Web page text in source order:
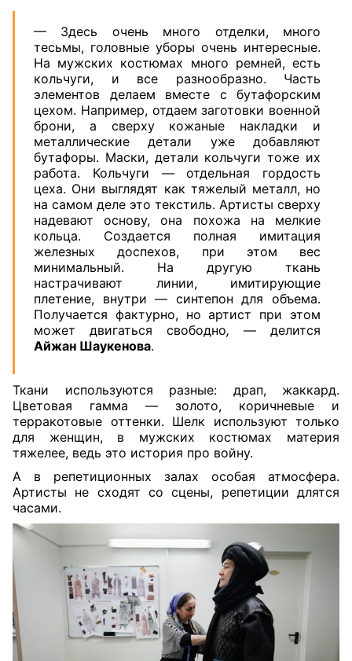
— Здесь очень много отделки, много
тесьмы, головные уборы очень интересные.
На мужских костюмах много ремней, есть
кольчуги, и все разнообразно. Часть
элементов делаем вместе с бутафорским
цехом. Например, отдаем заготовки военной
брони, а сверху кожаные накладки и
металлические детали уже добавляют
бутафоры. Маски, детали кольчуги тоже их
работа. Кольчуги — отдельная гордость
цеха. Они выглядят как тяжелый металл, но
на самом деле это текстиль. Артисты сверху
надевают основу, она похожа на мелкие
кольца. Создается полная имитация
железных доспехов, при этом вес
минимальный. На другую ткань
настрачивают линии, имитирующие
плетение, внутри — синтепон для объема.
Получается фактурно, но артист при этом
может двигаться свободно, — делится
Айжан Шаукенова.
Ткани используются разные: драп, жаккард.
Цветовая гамма — золото, коричневые и
терракотовые оттенки. Шелк используют только
для женщин, в мужских костюмах материя
тяжелее, ведь это история про войну.
А в репетиционных залах особая атмосфера.
Артисты не сходят со сцены, репетиции длятся
часами.